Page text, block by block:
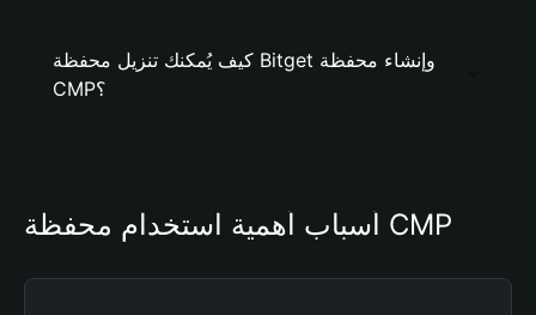
كيف يُمكنك تنزيل محفظة Bitget وإنشاء محفظة
CMP؟
أسباب أهمية استخدام محفظة CMP